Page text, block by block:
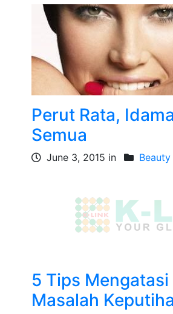
Perut Rata,
Semua
June 3, 2015 in
5 Tips Mengatasi
Masalah